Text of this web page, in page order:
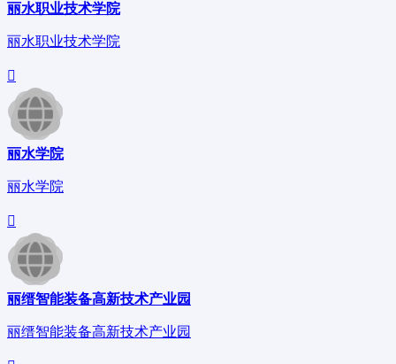
丽水职业技术学院
丽水职业技术学院
丽水学院
丽水学院
丽缙智能装备高新技术产业园
丽缙智能装备高新技术产业园